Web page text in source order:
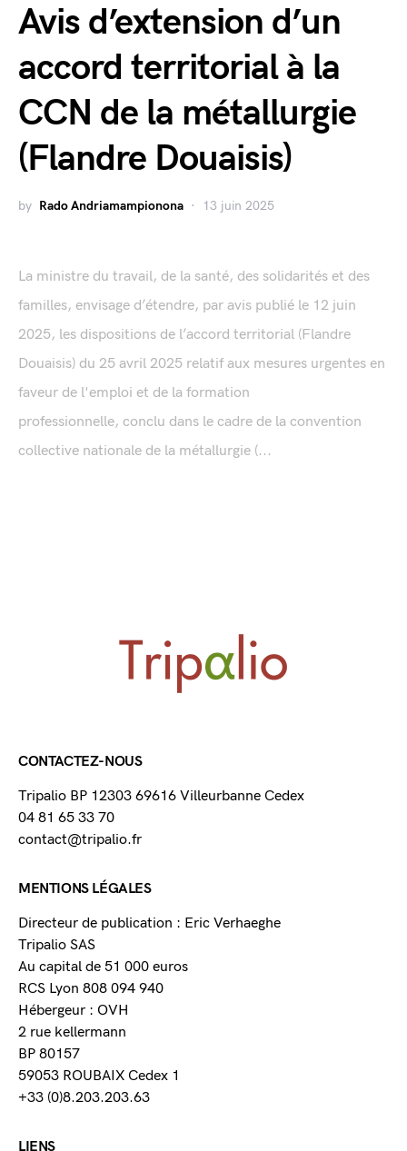
Avis d’extension d’un
accord territorial à la
CCN de la métallurgie
(Flandre Douaisis)
by Rado Andriamampionona 13 juin 2025
La ministre du travail, de la santé, des solidarités et des
familles, envisage d’étendre, par avis publié le 12 juin
2025, les dispositions de l’accord territorial (Flandre
Douaisis) du 25 avril 2025 relatif aux mesures urgentes en
faveur de l'emploi et de la formation
professionnelle, conclu dans le cadre de la convention
collective nationale de la métallurgie (...
CONTACTEZ-NOUS
Tripalio BP 12303 69616 Villeurbanne Cedex
04 81 65 33 70
contact@tripalio.fr
MENTIONS LÉGALES
Directeur de publication : Eric Verhaeghe
Tripalio SAS
Au capital de 51 000 euros
RCS Lyon 808 094 940
Hébergeur : OVH
2 rue kellermann
BP 80157
59053 ROUBAIX Cedex 1
+33 (0)8.203.203.63
LIENS